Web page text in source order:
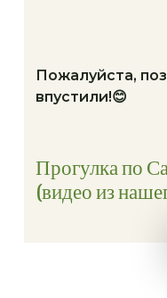
Пожалуйста,
впустили!😊
Прогулка по
(видео из